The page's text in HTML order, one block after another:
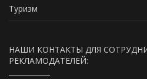
Туризм
НАШИ КОНТАКТЫ ДЛЯ
РЕКЛАМОДАТЕЛЕЙ: